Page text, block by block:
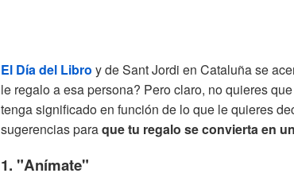
El Día del Libro y de Sant Jordi en Cataluñase
le regalo a esa persona? Pero claro, no quieres
tenga significado en función de lo que le quieres
sugerencias paraque tu regalo se convierta en
1. "Anímate"